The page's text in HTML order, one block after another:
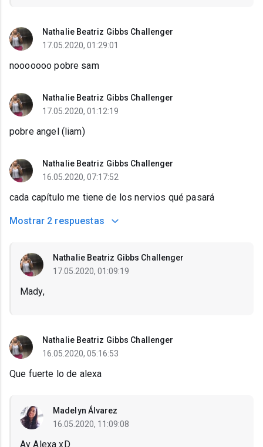
Nathalie Beatriz Gibbs Challenger
17.05.2020, 01:29:01
nooooooo pobre sam
Nathalie Beatriz Gibbs Challenger
17.05.2020, 01:12:19
pobre angel (liam)
Nathalie Beatriz Gibbs Challenger
16.05.2020, 07:17:52
cada capítulo me tiene de los nervios qué pasará
Mostrar 2 respuestas
Nathalie Beatriz Gibbs Challenger
17.05.2020, 01:09:19
Mady,
Nathalie Beatriz Gibbs Challenger
16.05.2020, 05:16:53
Que fuerte lo de alexa
Madelyn Álvarez
16.05.2020, 11:09:08
Ay Alexa xD